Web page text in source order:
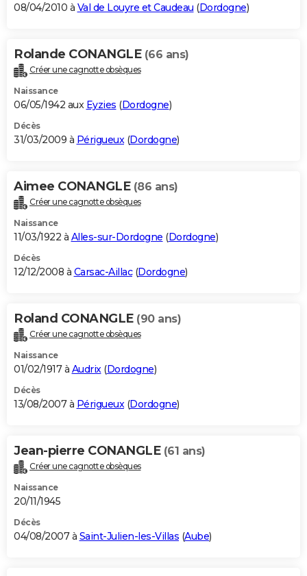
08/04/2010 à Val de Louyre et Caudeau (Dordogne)
Rolande CONANGLE (66 ans)
Créer une cagnotte obsèques
Naissance
06/05/1942 aux Eyzies (Dordogne)
Décès
31/03/2009 à Périgueux(Dordogne)
Aimee CONANGLE (86 ans)
Créer une cagnotte obsèques
Naissance
11/03/1922 à Alles-sur-Dordogne (Dordogne)
Décès
12/12/2008 à Carsac-Aillac(Dordogne)
Roland CONANGLE (90 ans)
Créer une cagnotte obsèques
Naissance
01/02/1917 à Audrix(Dordogne)
Décès
13/08/2007 à Périgueux(Dordogne)
Jean-pierre CONANGLE (61 ans)
Créer une cagnotte obsèques
Naissance
20/11/1945
Décès
04/08/2007 à Saint-Julien-les-Villas (Aube)